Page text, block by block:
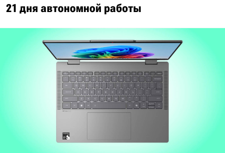
21 дня автономной работы